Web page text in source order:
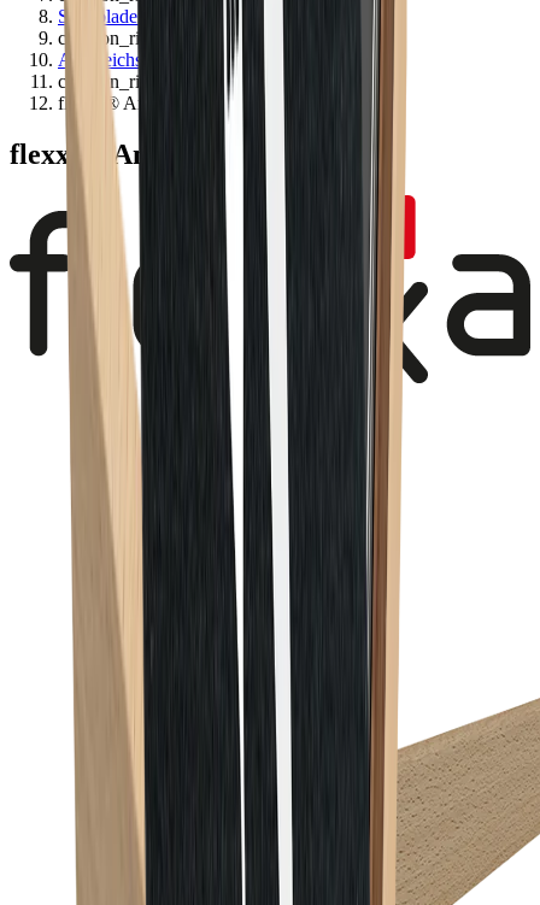
Schubladeneinsätze
chevron_right
Ausgleichsprofile
chevron_right
flexxa® Anschlussleisten
flexxa® Anschlussleisten